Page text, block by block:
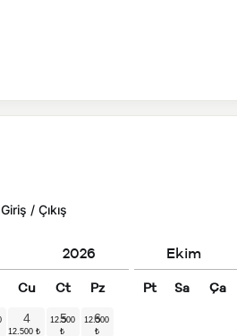
Giriş / Çıkış
2026
Cu Ct Pz
4 5 6
Ekim
Pt Sa Ça